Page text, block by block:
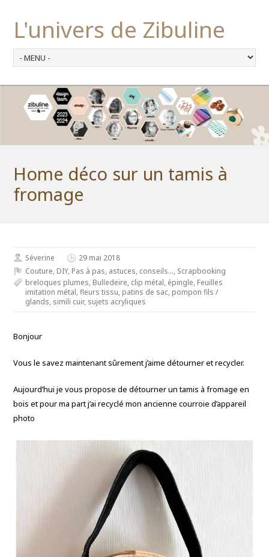
L'univers de Zibuline
Home déco sur un tamis à
fromage
Séverine
29 mai 2018
Couture, DIY, Pas à pas, astuces, conseils..., Scrapbooking
breloques plumes, Bulledeire, clip métal, épingle, Feuilles
imitation métal,fleurs tissu, patins de sac, pompon fils /
glands, simili cuir, sujets acryliques
Bonjour
Vous le savez maintenant sûrement j’aime détourner et recycler.
Aujourd’hui je vous propose de détourner un tamis à fromage en
bois et pour ma part j’ai recyclé mon ancienne courroie d’appareil
photo